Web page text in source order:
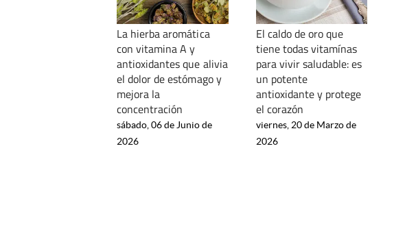
La hierba aromática
con vitamina A y
antioxidantes que alivia
el dolor de estómago y
mejora la
concentración
sábado, 06 de Junio de
2026
El caldo de oro que
tiene todas vitamínas
para vivir saludable: es
un potente
antioxidante y protege
el corazón
viernes, 20 de Marzo de
2026